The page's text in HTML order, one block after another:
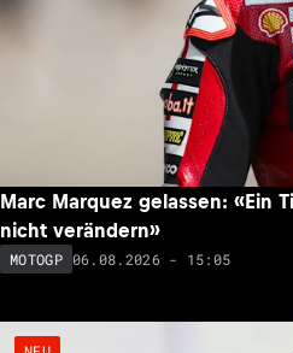
Marc Marquez gelassen: «Ein
nicht verändern»
MOTOGP 06.08.2026 - 15:05